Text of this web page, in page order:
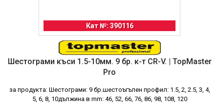
Кат №: 390116
Шестограми къси 1.5-10мм. 9 бр. к-т CR-V. | TopMaster
Pro
за продукта: Шестограми: 9 бр.шестоъгълен профил: 1.5, 2, 2.5, 3, 4,
5, 6, 8, 10дължина в mm: 46, 52, 66, 76, 86, 98, 108, 120